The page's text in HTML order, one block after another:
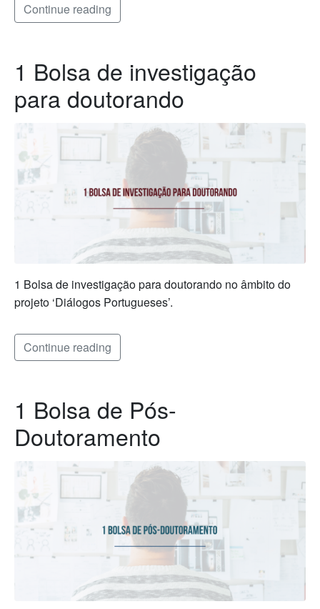
Continue reading
1 Bolsa de investigação
para doutorando
1 Bolsa de investigação para doutorando no âmbito do
projeto ‘Diálogos Portugueses’.
Continue reading
1 Bolsa de Pós-
Doutoramento